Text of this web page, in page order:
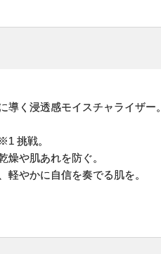
導く浸透感モイスチャライザー
挑戦。
燥や肌あれを防ぐ。
やかに自信を奏でる肌を。